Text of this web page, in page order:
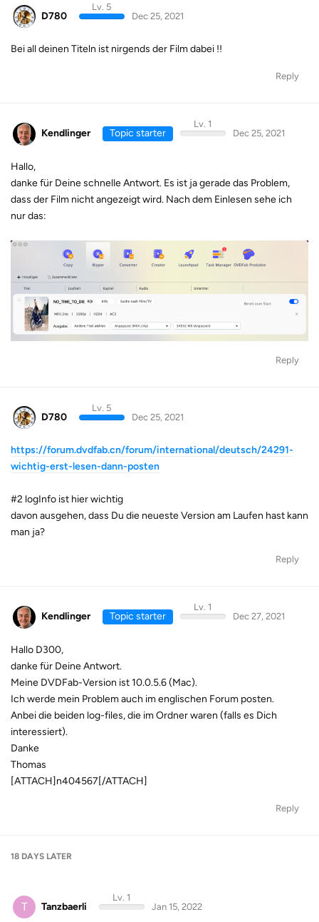
D780
Lv. 5
Dec 25, 2021
Bei all deinen Titeln ist nirgends der Film dabei !!
Reply
Kendlinger Topic starter
Lv. 1
Dec 25, 2021
Hallo,
danke für Deine schnelle Antwort. Es ist ja gerade das Problem,
dass der Film nicht angezeigt wird. Nach dem Einlesen sehe ich
nur das:
Reply
D780
Lv. 5
Dec 25, 2021
https://forum.dvdfab.cn/forum/international/deutsch/24291-
wichtig-erst-lesen-dann-posten
#2 logInfo ist hier wichtig
davon ausgehen, dass Du die neueste Version am Laufen hast kann
man ja?
Reply
Kendlinger Topic starter
Lv. 1
Dec 27, 2021
Hallo D300,
danke für Deine Antwort.
Meine DVDFab-Version ist 10.0.5.6 (Mac).
Ich werde mein Problem auch im englischen Forum posten.
Anbei die beiden log-files, die im Ordner waren (falls es Dich
interessiert).
Danke
Thomas
[ATTACH]n404567[/ATTACH]
Reply
18 DAYS LATER
T Tanzbaerli
Lv. 1
Jan 15, 2022